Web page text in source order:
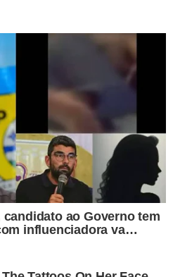
todo um processo de
“Nós fazemos uma